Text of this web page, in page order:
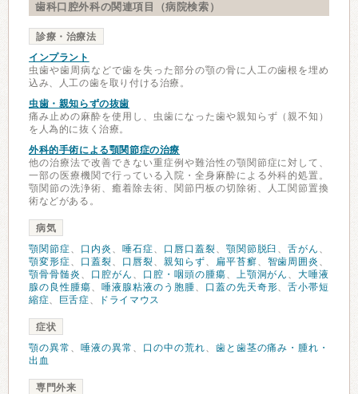
歯科口腔外科の関連項目（病院検索）
診療・治療法
インプラント
虫歯や歯周病などで歯を失った部分の顎の骨に人工の歯根を埋め
込み、人工の歯を取り付ける治療。
虫歯・親知らずの抜歯
痛み止めの麻酔を使用し、虫歯になった歯や親知らず（親不知）
を人為的に抜く治療。
外科的手術による顎関節症の治療
他の治療法で改善できない重症例や難治性の顎関節症に対して、
一部の医療機関で行っている入院・全身麻酔による外科的処置。
顎関節の洗浄術、癒着除去術、関節円板の切除術、人工関節置換
術などがある。
病気
顎関節症、 口内炎 、 唾石症、 口唇口蓋裂、 顎関節脱臼 、舌がん 、
顎変形症、 口蓋裂、 口唇裂、 親知らず、 扁平苔癬、 智歯周囲炎 、
顎骨骨髄炎 、 口腔がん 、 口腔・咽頭の腫瘍、 上顎洞がん 、大唾液
腺の良性腫瘍、 唾液腺粘液のう胞腫、 口蓋の先天奇形、舌小帯短
縮症、 巨舌症、 ドライマウス
症状
顎の異常 、 唾液の異常 、 口の中の荒れ、 歯と歯茎の痛み・腫れ・
出血
専門外来